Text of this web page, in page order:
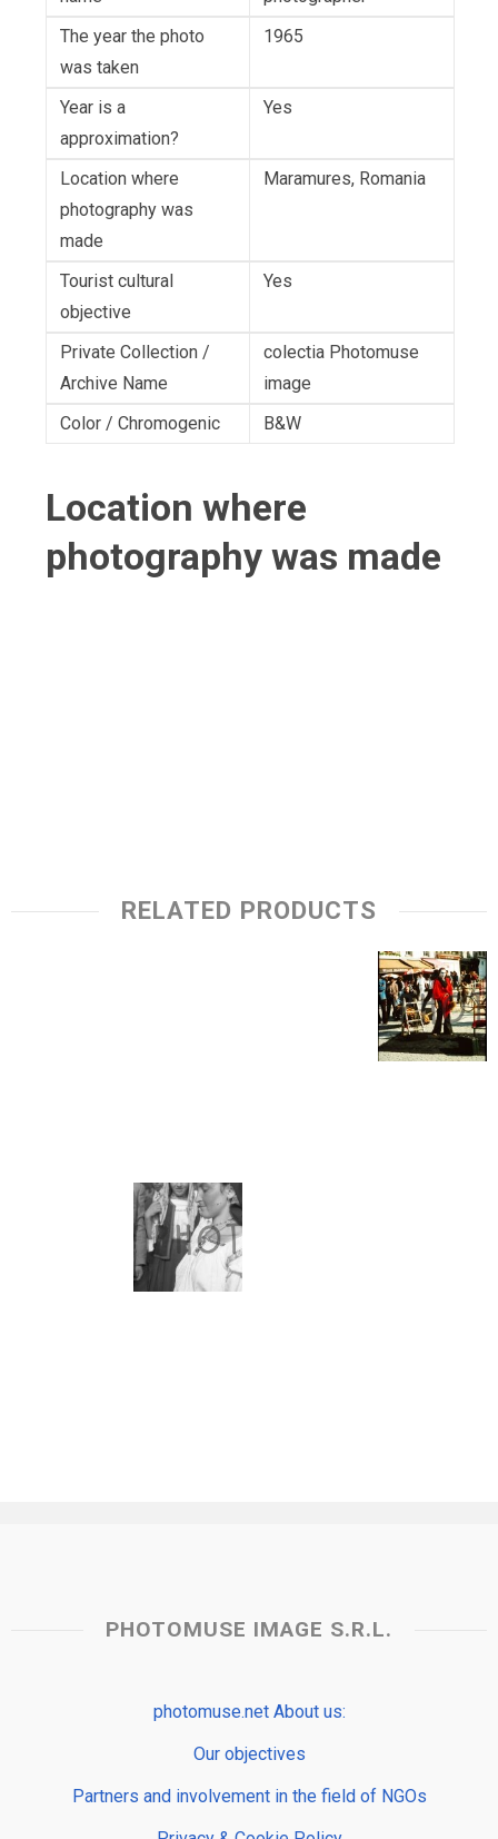
The year the photo
was taken
1965
Year is a
approximation?
Yes
Location where
photography was
made
Maramures, Romania
Tourist cultural
objective
Yes
Private Collection /
Archive Name
colectia Photomuse
image
Color / Chromogenic
B&W
Location where
photography was made
RELATED PRODUCTS
PHOTOMUSE IMAGE S.R.L.
photomuse.net About us:
Our objectives
Partners and involvement in the field of NGOs